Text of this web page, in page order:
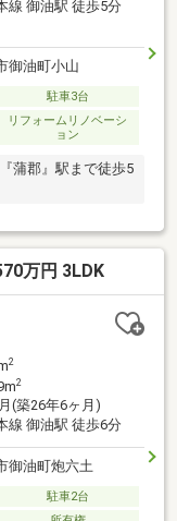
線 御油駅 徒歩5分
御油町小山
駐車3台
リフォームリノベーシ
ョン
蒲郡』駅まで徒歩5
万円 3LDK
2
2
(築26年6ヶ月)
線 御油駅 徒歩6分
御油町炮六土
駐車2台